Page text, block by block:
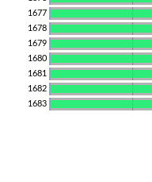
1677
1678
1679
1680
1681
1682
1683